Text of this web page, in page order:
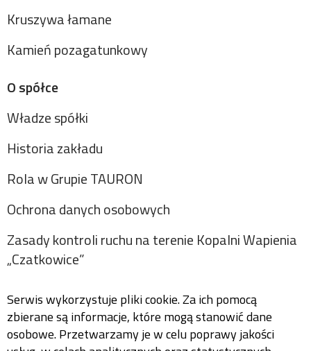
Kruszywa łamane
Kamień pozagatunkowy
O spółce
Władze spółki
Historia zakładu
Rola w Grupie TAURON
Ochrona danych osobowych
Zasady kontroli ruchu na terenie Kopalni Wapienia
„Czatkowice”
Serwis wykorzystuje pliki cookie. Za ich pomocą
zbierane są informacje, które mogą stanowić dane
osobowe. Przetwarzamy je w celu poprawy jakości